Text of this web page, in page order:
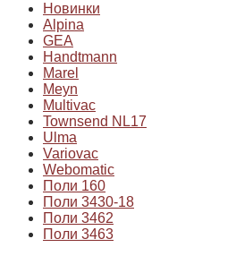
Новинки
Alpina
GEA
Handtmann
Marel
Meyn
Multivac
Townsend NL17
Ulma
Variovac
Webomatic
Поли 160
Поли 3430-18
Поли 3462
Поли 3463